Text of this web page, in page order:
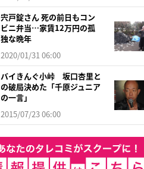
宍戸錠さん 死の前日もコン
ビニ弁当…家賃12万円の孤
独な晩年
2020/01/31 06:00
バイきんぐ小峠 坂口杏里と
の破局決めた「千原ジュニア
の一言」
2015/07/23 06:00